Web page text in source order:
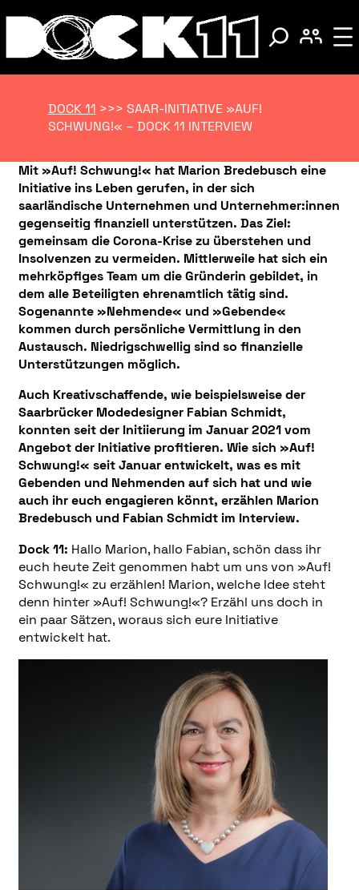
DOCK 11 >>> SAAR-INITIATIVE »AUF!
SCHWUNG!« – DOCK 11 INTERVIEW
Mit »Auf! Schwung!« hat Marion Bredebusch eine
Initiative ins Leben gerufen, in der sich
saarländische Unternehmen und Unternehmer:innen
gegenseitig finanziell unterstützen. Das Ziel:
gemeinsam die Corona-Krise zu überstehen und
Insolvenzen zu vermeiden. Mittlerweile hat sich ein
mehrköpfiges Team um die Gründerin gebildet, in
dem alle Beteiligten ehrenamtlich tätig sind.
Sogenannte »Nehmende« und »Gebende«
kommen durch persönliche Vermittlung in den
Austausch. Niedrigschwellig sind so finanzielle
Unterstützungen möglich.
Auch Kreativschaffende, wie beispielsweise der
Saarbrücker Modedesigner Fabian Schmidt,
konnten seit der Initiierung im Januar 2021 vom
Angebot der Initiative profitieren. Wie sich »Auf!
Schwung!« seit Januar entwickelt, was es mit
Gebenden und Nehmenden auf sich hat und wie
auch ihr euch engagieren könnt, erzählen Marion
Bredebusch und Fabian Schmidt im Interview.
Dock 11: Hallo Marion, hallo Fabian, schön dass ihr
euch heute Zeit genommen habt um uns von »Auf!
Schwung!« zu erzählen! Marion, welche Idee steht
denn hinter »Auf! Schwung!«? Erzähl uns doch in
ein paar Sätzen, woraus sich eure Initiative
entwickelt hat.